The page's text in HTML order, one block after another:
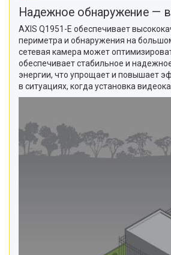
Надежное обнаружение —
AXIS Q1951-E обеспечивает
периметра и обнаружения на
сетевая камера может
обеспечивает стабильное и
энергии, что упрощает и повышает
в ситуациях, когда установка